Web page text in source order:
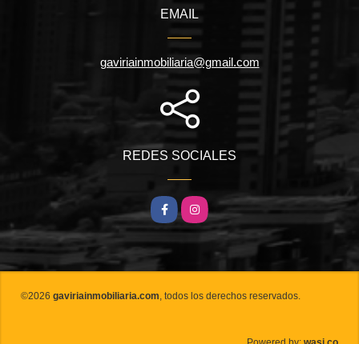
EMAIL
gaviriainmobiliaria@gmail.com
REDES SOCIALES
FacebookInstagram
©2026 gaviriainmobiliaria.com, todos los derechos reservados.